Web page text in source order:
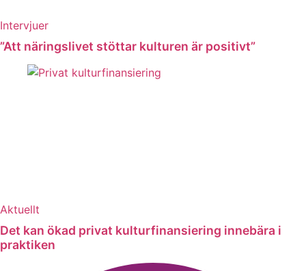
Intervjuer
”Att näringslivet stöttar kulturen är positivt”
Aktuellt
Det kan ökad privat kulturfinansiering innebära i
praktiken